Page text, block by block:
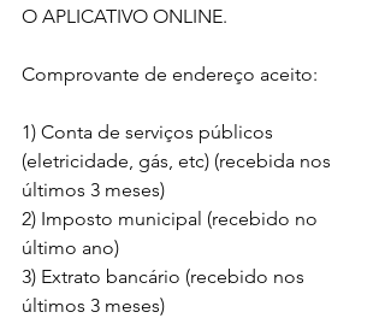
O APLICATIVO ONLINE.
Comprovante de endereço aceito:
1) Conta de serviços públicos
(eletricidade, gás, etc) (recebida nos
últimos 3 meses)
2) Imposto municipal (recebido no
último ano)
3) Extrato bancário (recebido nos
últimos 3 meses)